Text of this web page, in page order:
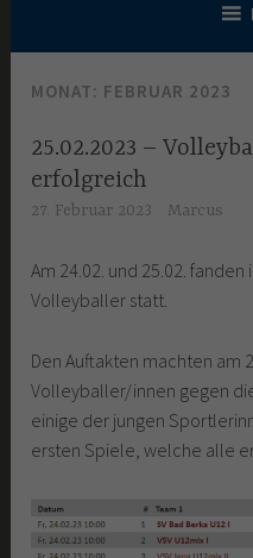
MONAT: FEBRUAR 2023
25.02.2023 –
erfolgreich
27. Februar 2023 Marcus
Am 24.02. und 25.02.
Volleyballer statt.
Den Auftakten machten am
Volleyballer/innen gegen
einige der jungen
ersten Spiele, welche alle